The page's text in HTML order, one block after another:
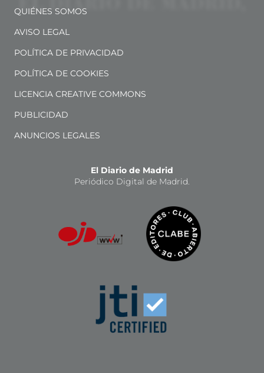
QUIÉNES SOMOS
AVISO LEGAL
POLÍTICA DE PRIVACIDAD
POLÍTICA DE COOKIES
LICENCIA CREATIVE COMMONS
PUBLICIDAD
ANUNCIOS LEGALES
El Diario de Madrid
Periódico Digital de Madrid.